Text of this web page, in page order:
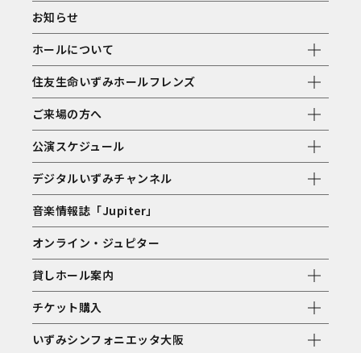
お知らせ
ホールについて
住友生命いずみホールフレンズ
ご来場の方へ
公演スケジュール
デジタルいずみチャンネル
音楽情報誌「Jupiter」
オンライン・ジュピター
貸しホール案内
チケット購入
いずみシンフォニエッタ大阪